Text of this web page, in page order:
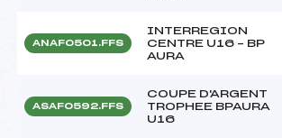
ANAF0501.FFS
INTERREGION
CENTRE U16 – BP
AURA
ASAF0592.FFS
COUPE D'ARGENT
TROPHEE BPAURA
U16